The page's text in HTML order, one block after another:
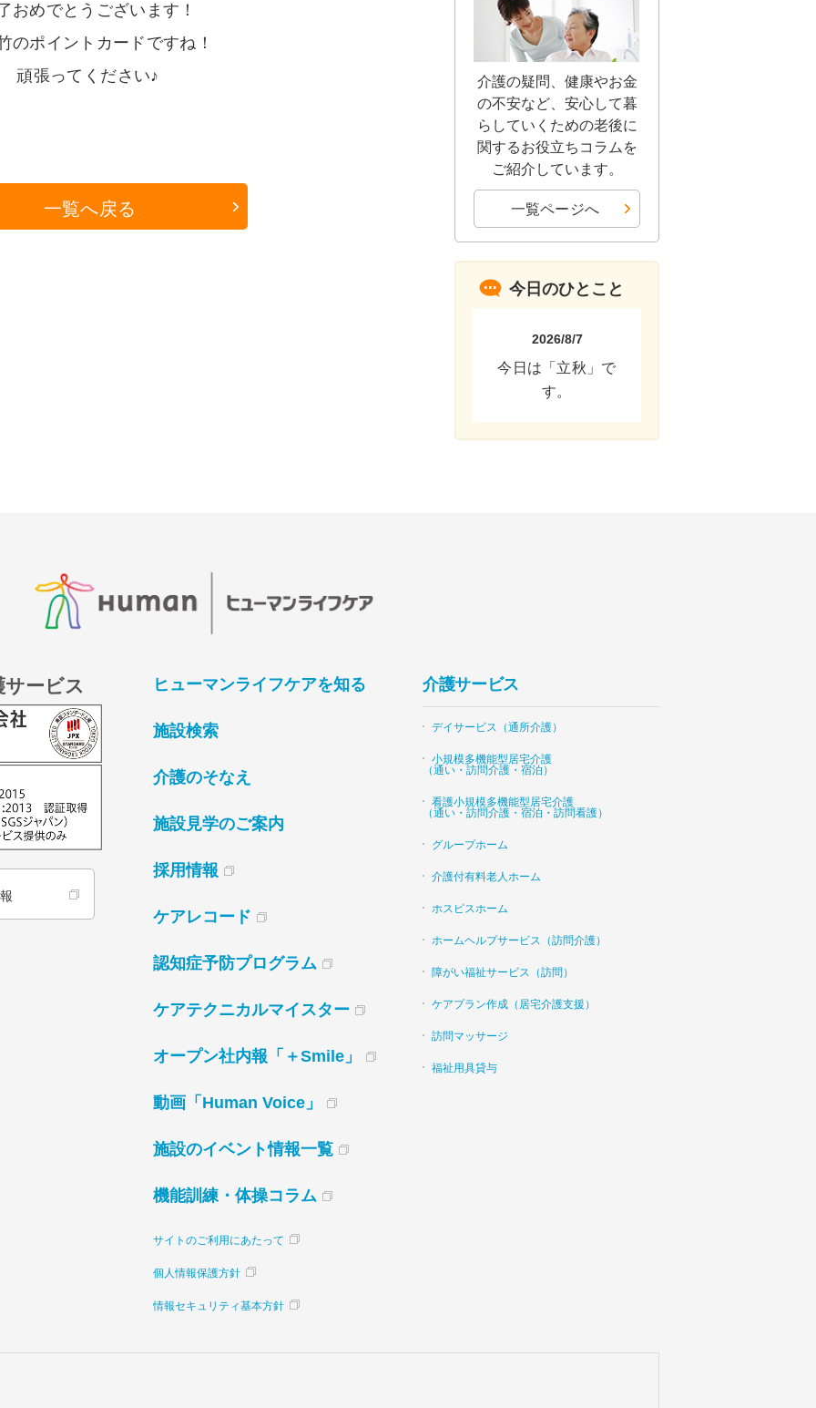
おめでとうございます！
のポイントカードですね！
頑張ってください♪
一覧へ戻る
介護の疑問、健康やお金
の不安など、安心して暮
らしていくための老後に
関するお役立ちコラムを
ご紹介しています。
一覧ページへ
今日のひとこと
2026/8/7
今日は「立秋」で
す。
ービス ヒューマンライフケアを知る
施設検索
介護のそなえ
施設見学のご案内
採用情報
ケアレコード
認知症予防プログラム
ケアテクニカルマイスター
オープン社内報「＋Smile」
動画「Human Voice」
施設のイベント情報一覧
機能訓練・体操コラム
サイトのご利用にあたって
個人情報保護方針
情報セキュリティ基本方針
介護サービス
デイサービス（通所介護）
小規模多機能型居宅介護
（通い・訪問介護・宿泊）
看護小規模多機能型居宅介護
（通い・訪問介護・宿泊・訪問看護）
グループホーム
介護付有料老人ホーム
ホスピスホーム
ホームヘルプサービス（訪問介護）
障がい福祉サービス（訪問）
ケアプラン作成（居宅介護支援）
訪問マッサージ
福祉用具貸与